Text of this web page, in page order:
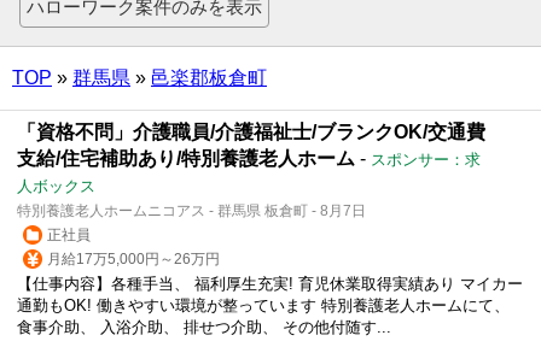
TOP » 群馬県 » 邑楽郡板倉町
「資格不問」介護職員/介護福祉士/ブランクOK/交通費
支給/住宅補助あり/特別養護老人ホーム - スポンサー：求
人ボックス
特別養護老人ホームニコアス - 群馬県 板倉町 - 8月7日
正社員
月給17万5,000円～26万円
【仕事内容】各種手当、 福利厚生充実! 育児休業取得実績あり マイカー
通勤もOK! 働きやすい環境が整っています 特別養護老人ホームにて、
食事介助、 入浴介助、 排せつ介助、 その他付随す...